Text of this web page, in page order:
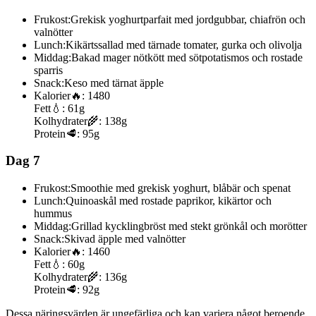
Frukost:Grekisk yoghurtparfait med jordgubbar, chiafrön och
valnötter
Lunch:Kikärtssallad med tärnade tomater, gurka och olivolja
Middag:Bakad mager nötkött med sötpotatismos och rostade
sparris
Snack:Keso med tärnat äpple
Kalorier🔥: 1480
Fett 💧: 61g
Kolhydrater🌾: 138g
Protein🥩: 95g
Dag 7
Frukost:Smoothie med grekisk yoghurt, blåbär och spenat
Lunch:Quinoaskål med rostade paprikor, kikärtor och
hummus
Middag:Grillad kycklingbröst med stekt grönkål och morötter
Snack:Skivad äpple med valnötter
Kalorier🔥: 1460
Fett 💧: 60g
Kolhydrater🌾: 136g
Protein🥩: 92g
Dessa näringsvärden är ungefärliga och kan variera något beroende